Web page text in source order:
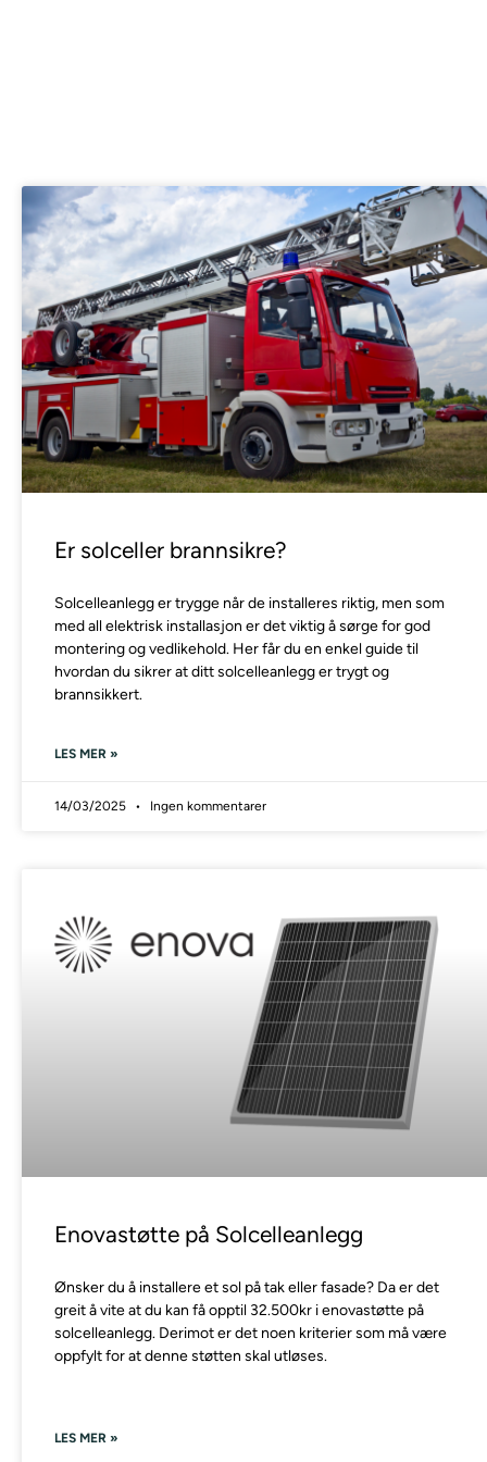
Er solceller brannsikre?
Solcelleanlegg er trygge når de installeres riktig, men som
med all elektrisk installasjon er det viktig å sørge for god
montering og vedlikehold. Her får du en enkel guide til
hvordan du sikrer at ditt solcelleanlegg er trygt og
brannsikkert.
LES MER »
14/03/2025 Ingen kommentarer
Enovastøtte på Solcelleanlegg
Ønsker du å installere et sol på tak eller fasade? Da er det
greit å vite at du kan få opptil 32.500kr i enovastøtte på
solcelleanlegg. Derimot er det noen kriterier som må være
oppfylt for at denne støtten skal utløses.
LES MER »